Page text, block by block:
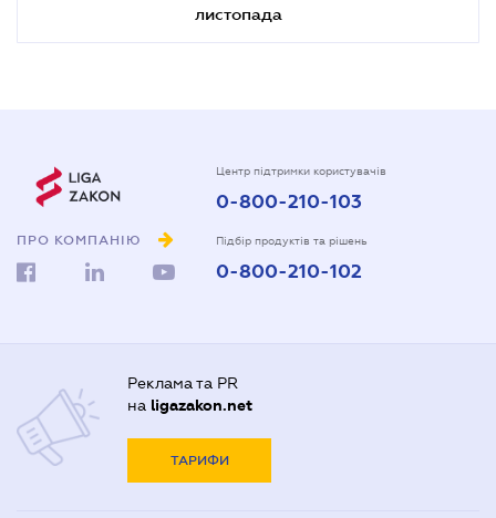
листопада
ПРО КОМПАНІЮ
Центр підтримки користувачів
0-800-210-103
Підбір продуктів та рішень
0-800-210-102
Реклама та PR
на ligazakon.net
ТАРИФИ